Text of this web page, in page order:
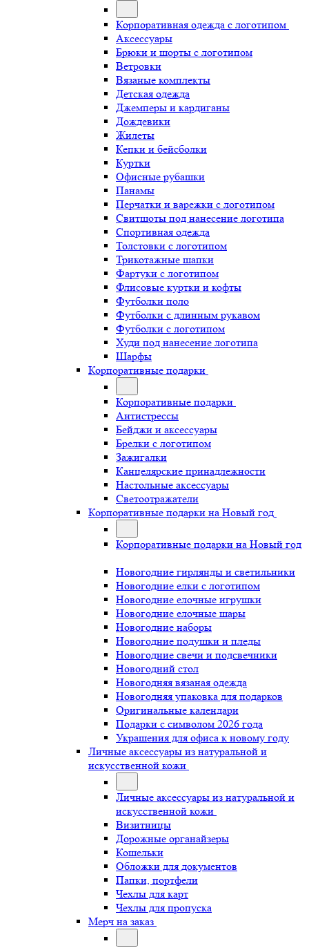
Корпоративная одежда с логотипом
Аксессуары
Брюки и шорты с логотипом
Ветровки
Вязаные комплекты
Детская одежда
Джемперы и кардиганы
Дождевики
Жилеты
Кепки и бейсболки
Куртки
Офисные рубашки
Панамы
Перчатки и варежки с логотипом
Свитшоты под нанесение логотипа
Спортивная одежда
Толстовки с логотипом
Трикотажные шапки
Фартуки с логотипом
Флисовые куртки и кофты
Футболки поло
Футболки с длинным рукавом
Футболки с логотипом
Худи под нанесение логотипа
Шарфы
Корпоративные подарки
Корпоративные подарки
Антистрессы
Бейджи и аксессуары
Брелки с логотипом
Зажигалки
Канцелярские принадлежности
Настольные аксессуары
Светоотражатели
Корпоративные подарки на Новый год
Корпоративные подарки на Новый год
Новогодние гирлянды и светильники
Новогодние елки с логотипом
Новогодние елочные игрушки
Новогодние елочные шары
Новогодние наборы
Новогодние подушки и пледы
Новогодние свечи и подсвечники
Новогодний стол
Новогодняя вязаная одежда
Новогодняя упаковка для подарков
Оригинальные календари
Подарки с символом 2026 года
Украшения для офиса к новому году
Личные аксессуары из натуральной и
искусственной кожи
Личные аксессуары из натуральной и
искусственной кожи
Визитницы
Дорожные органайзеры
Кошельки
Обложки для документов
Папки, портфели
Чехлы для карт
Чехлы для пропуска
Мерч на заказ